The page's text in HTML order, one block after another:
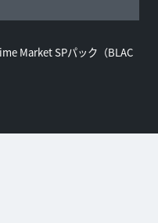
Market SPパック（BLAC